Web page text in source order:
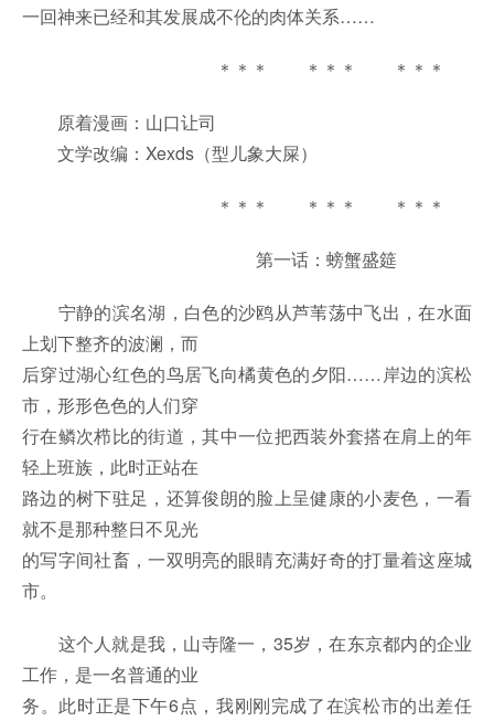
一回神来已经和其发展成不伦的肉体关系……
＊＊＊ ＊＊＊ ＊＊＊
原着漫画：山口让司
文学改编：Xexds（型儿象大屎）
＊＊＊ ＊＊＊ ＊＊＊
第一话：螃蟹盛筵
宁静的滨名湖，白色的沙鸥从芦苇荡中飞出，在水面
上划下整齐的波澜，而
后穿过湖心红色的鸟居飞向橘黄色的夕阳……岸边的滨松
市，形形色色的人们穿
行在鳞次栉比的街道，其中一位把西装外套搭在肩上的年
轻上班族，此时正站在
路边的树下驻足，还算俊朗的脸上呈健康的小麦色，一看
就不是那种整日不见光
的写字间社畜，一双明亮的眼睛充满好奇的打量着这座城
市。
这个人就是我，山寺隆一，35岁，在东京都内的企业
工作，是一名普通的业
务。此时正是下午6点，我刚刚完成了在滨松市的出差任